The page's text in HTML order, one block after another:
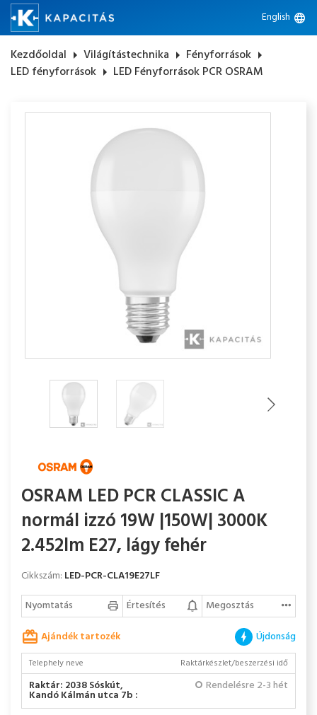
English language
Kezdőoldal arrow_right Világítástechnika arrow_right Fényforrások arrow_right
LED fényforrások arrow_right LED Fényforrások PCR OSRAM
OSRAM LED PCR CLASSIC A
normál izzó 19W |150W| 3000K
2.452lm E27, lágy fehér
Cikkszám: LED-PCR-CLA19E27LF
Nyomtatás
Értesítés
Megosztás
Ajándék tartozék
Újdonság
Telephely neve Raktárkészlet/beszerzési idő
Raktár: 2038 Sóskút,
Kandó Kálmán utca 7b :
Rendelésre 2-3 hét